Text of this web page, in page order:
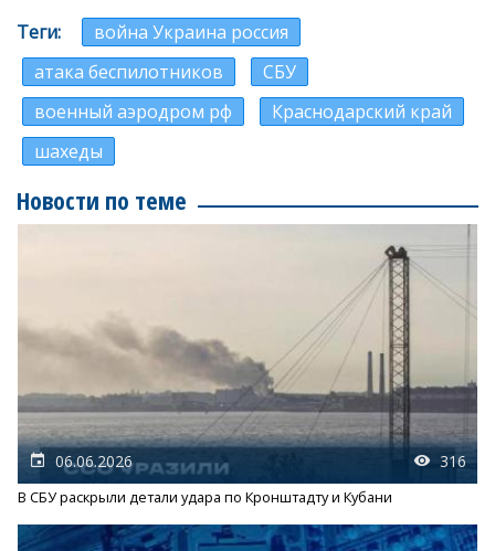
Теги
война Украина россия
атака беспилотников
СБУ
военный аэродром рф
Краснодарский край
шахеды
Новости по теме
06.06.2026 316
В СБУ раскрыли детали удара по Кронштадту и Кубани